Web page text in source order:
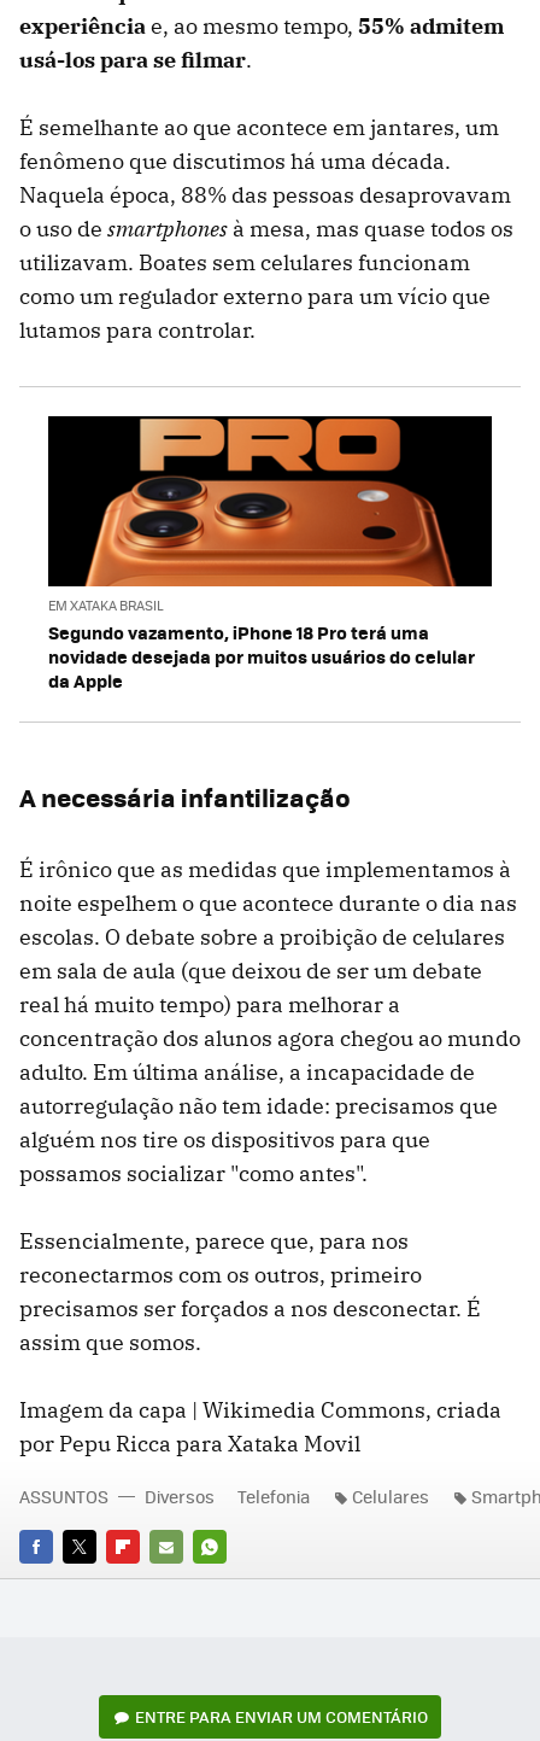
experiênciae, ao mesmo tempo, 55% admitem
usá-los para se filmar.
É semelhante ao que acontece em jantares, um
fenômeno que discutimos há uma década.
Naquela época, 88% das pessoas desaprovavam
o uso de smartphones à mesa, mas quase todos os
utilizavam. Boates sem celulares funcionam
como um regulador externo para um vício que
lutamos para controlar.
EM XATAKA BRASIL
Segundo vazamento, iPhone 18 Pro terá uma
novidade desejada por muitos usuários do celular
da Apple
A necessária infantilização
É irônico que as medidas que implementamos à
noite espelhem o que acontece durante o dia nas
escolas. O debate sobre a proibição de celulares
em sala de aula (que deixou de ser um debate
real há muito tempo) para melhorar a
concentração dos alunos agora chegou ao mundo
adulto. Em última análise, a incapacidade de
autorregulação não tem idade: precisamos que
alguém nos tire os dispositivos para que
possamos socializar "como antes".
Essencialmente, parece que, para nos
reconectarmos com os outros, primeiro
precisamos ser forçados a nos desconectar. É
assim que somos.
Imagem da capa | Wikimedia Commons, criada
por Pepu Ricca para Xataka Movil
FACEBOOK
TWITTERFLIPBOARD
E-
WHATSAPP
ASSUNTOS Diversos Telefonia Celulares
ENTRE PARA ENVIAR UM COMENTÁRIO